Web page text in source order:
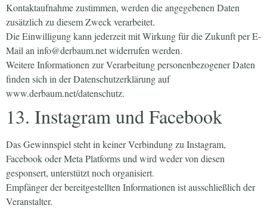
Kontaktaufnahme zustimmen, werden die angegebenen Daten
zusätzlich zu diesem Zweck verarbeitet.
Die Einwilligung kann jederzeit mit Wirkung für die Zukunft per E-
Mail an info@derbaum.net widerrufen werden.
Weitere Informationen zur Verarbeitung personenbezogener Daten
finden sich in der Datenschutzerklärung auf
www.derbaum.net/datenschutz.
13. Instagram und Facebook
Das Gewinnspiel steht in keiner Verbindung zu Instagram,
Facebook oder Meta Platforms und wird weder von diesen
gesponsert, unterstützt noch organisiert.
Empfänger der bereitgestellten Informationen ist ausschließlich der
Veranstalter.